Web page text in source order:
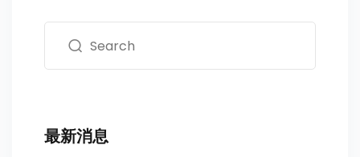
最新消息